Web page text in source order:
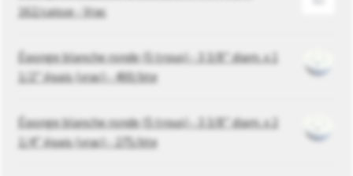
162/caisse - Vrac
Éponge blanche ronde (5 trous) - 3 3/8’’ diam. x 1
1/2’’ épais (vrac) - 400/bte
Éponge blanche ronde (5 trous) - 3 3/8’’ diam. x 2
1/4’’ épais (vrac) - 275/bte